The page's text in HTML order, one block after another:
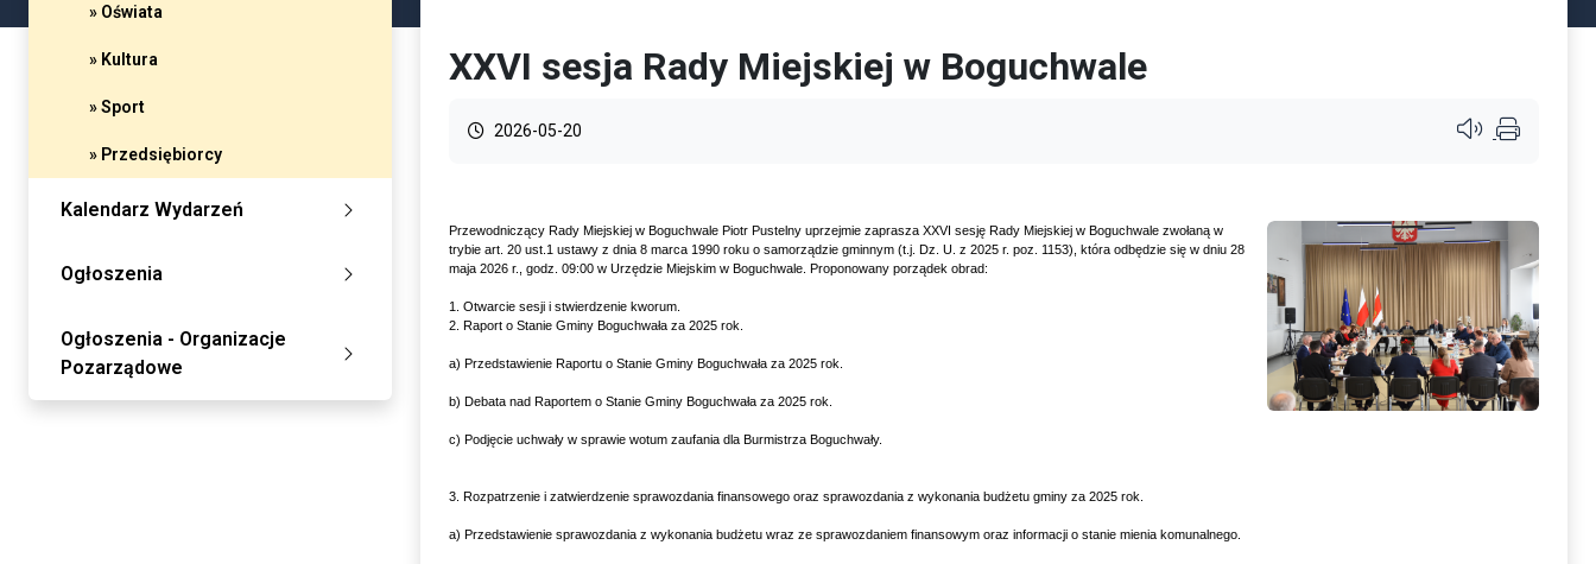
» Oświata
» Kultura
» Sport
» Przedsiębiorcy
Kalendarz Wydarzeń
Ogłoszenia
Ogłoszenia - Organizacje
Pozarządowe
XXVI sesja Rady Miejskiej w Boguchwale
2026-05-20 Przycisk systemu
Przewodniczący Rady Miejskiej w Boguchwale Piotr Pustelny uprzejmie zaprasza XXVI sesję Rady Miejskiej w Boguchwale zwołaną w
trybie art. 20 ust.1 ustawy z dnia 8 marca 1990 roku o samorządzie gminnym (t.j. Dz. U. z 2025 r. poz. 1153), która odbędzie się w dniu 28
maja 2026 r., godz. 09:00 w Urzędzie Miejskim w Boguchwale. Proponowany porządek obrad:
1. Otwarcie sesji i stwierdzenie kworum.
2. Raport o Stanie Gminy Boguchwała za 2025 rok.
a) Przedstawienie Raportu o Stanie Gminy Boguchwała za 2025 rok.
b) Debata nad Raportem o Stanie Gminy Boguchwała za 2025 rok.
c) Podjęcie uchwały w sprawie wotum zaufania dla Burmistrza Boguchwały.
3. Rozpatrzenie i zatwierdzenie sprawozdania finansowego oraz sprawozdania z wykonania budżetu gminy za 2025 rok.
a) Przedstawienie sprawozdania z wykonania budżetu wraz ze sprawozdaniem finansowym oraz informacji o stanie mienia komunalnego.